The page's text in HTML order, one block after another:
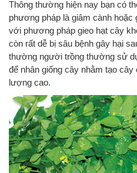
Thông thường hiện nay bạn có
phương pháp là giâm cành hoặc
với phương pháp gieo hạt cây
còn rất dễ bị sâu bệnh gây hại
thường người trồng thường sử
để nhân giống cây nhằm tạo
lượng cao.